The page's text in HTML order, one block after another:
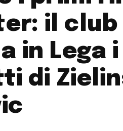
il club
in Lega i
di